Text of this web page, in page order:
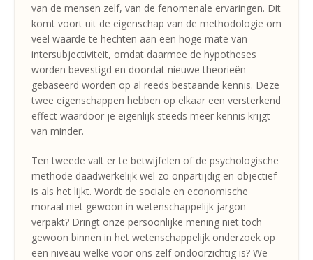
van de mensen zelf, van de fenomenale ervaringen. Dit
komt voort uit de eigenschap van de methodologie om
veel waarde te hechten aan een hoge mate van
intersubjectiviteit, omdat daarmee de hypotheses
worden bevestigd en doordat nieuwe theorieën
gebaseerd worden op al reeds bestaande kennis. Deze
twee eigenschappen hebben op elkaar een versterkend
effect waardoor je eigenlijk steeds meer kennis krijgt
van minder.
Ten tweede valt er te betwijfelen of de psychologische
methode daadwerkelijk wel zo onpartijdig en objectief
is als het lijkt. Wordt de sociale en economische
moraal niet gewoon in wetenschappelijk jargon
verpakt? Dringt onze persoonlijke mening niet toch
gewoon binnen in het wetenschappelijk onderzoek op
een niveau welke voor ons zelf ondoorzichtig is? We